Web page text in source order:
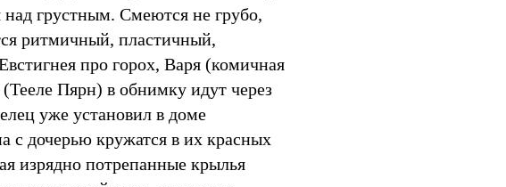
грустным. Смеются не грубо,
ритмичный, пластичный,
про горох, Варя (комичная
Пярн) в обнимку идут через
уже установил в доме
с дочерью кружатся в их красных
изрядно потрепанные крылья